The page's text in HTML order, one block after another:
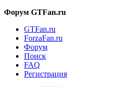
Форум GTFan.ru
GTFan.ru
ForzaFan.ru
Форум
Поиск
FAQ
Регистрация